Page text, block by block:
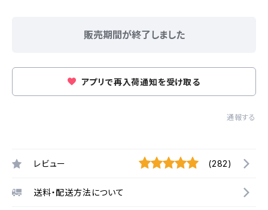
販売期間が終了しました
アプリで再入荷通知を受け取る
通報する
レビュー (282)
送料・配送方法について